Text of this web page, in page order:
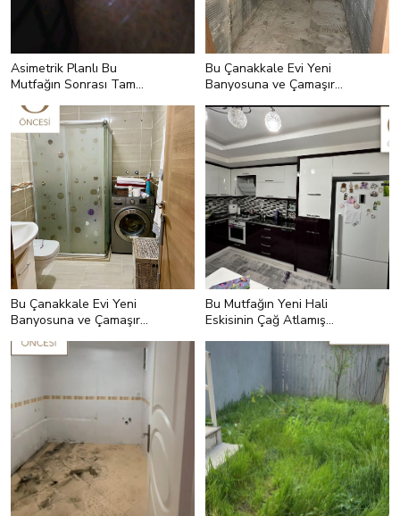
Asimetrik Planlı Bu
Mutfağın Sonrası Tam
Bu Çanakkale Evi Yeni
Banyosuna ve Çamaşır
Bu Çanakkale Evi Yeni
Banyosuna ve Çamaşır
Bu Mutfağın Yeni Hali
Eskisinin Çağ Atlamış